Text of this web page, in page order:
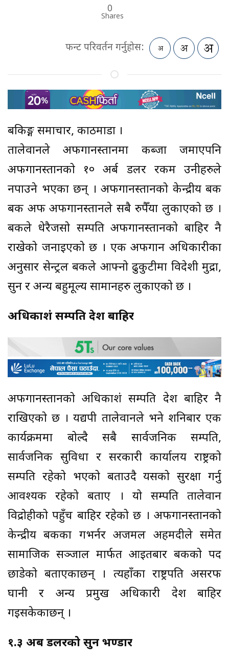
0
Shares
फन्ट परिवर्तन गर्नुहोस:
बैंकिङ्ग समाचार, काठमाडौं ।
तालेवानले अफगानस्तानमा कब्जा जमाएपनि
अफगानस्तानको १० अर्ब डलर रकम उनीहरुले
नपाउने भएका छन् । अफगानस्तानको केन्द्रीय बैंक
बैंक अफ अफगानस्तानले सबै रुपैँया लुकाएको छ ।
बैंकले धेरैजसो सम्पति अफगानस्तानको बाहिर नै
राखेको जनाइएको छ । एक अफगान अधिकारीका
अनुसार सेन्ट्रल बैंकले आफ्नो ढुकुटीमा विदेशी मुद्रा,
सुन र अन्य बहुमूल्य सामानहरु लुकाएको छ ।
अधिकाशं सम्पति देश बाहिर
अफगानस्तानको अधिकाशं सम्पति देश बाहिर नै
राखिएको छ । यद्यपी तालेवानले भने शनिबार एक
कार्यक्रममा बोल्दै सबै सार्वजनिक सम्पति,
सार्वजनिक सुविधा र सरकारी कार्यालय राष्ट्रको
सम्पति रहेको भएको बताउदै यसको सुरक्षा गर्नु
आवश्यक रहेको बताए । यो सम्पति तालेवान
विद्रोहीको पहुँच बाहिर रहेको छ । अफगानस्तानको
केन्द्रीय बैंकका गभर्नर अजमल अहमदीले समेत
सामाजिक सञ्जाल मार्फत आइतबार बैंकको पद
छाडेको बताएकाछन् । त्यहाँका राष्ट्रपति असरफ
घानी र अन्य प्रमुख अधिकारी देश बाहिर
गइसकेकाछन् ।
१.३ अर्ब डलरको सुन भण्डार